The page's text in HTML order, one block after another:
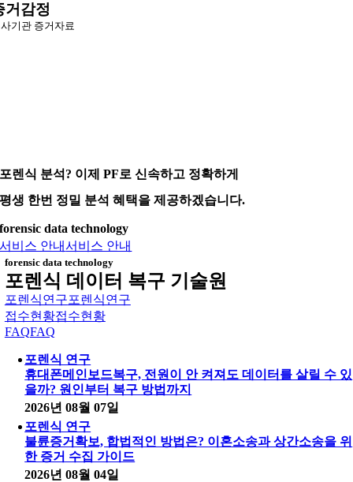
거감정
기관 증거자료
포렌식 분석? 이제 PF로 신속하고 정확하게
평생 한번 정밀 분석 혜택을 제공하겠습니다.
forensic data technology
서비스 안내서비스 안내
forensic data technology
포렌식 데이터 복구 기술원
포렌식연구포렌식연구
접수현황접수현황
FAQFAQ
포렌식 연구
휴대폰메인보드복구, 전원이 안 켜져도 데이터를 살릴 수 있
을까? 원인부터 복구 방법까지
2026년 08월 07일
포렌식 연구
불륜증거확보, 합법적인 방법은? 이혼소송과 상간소송을 위
한 증거 수집 가이드
2026년 08월 04일